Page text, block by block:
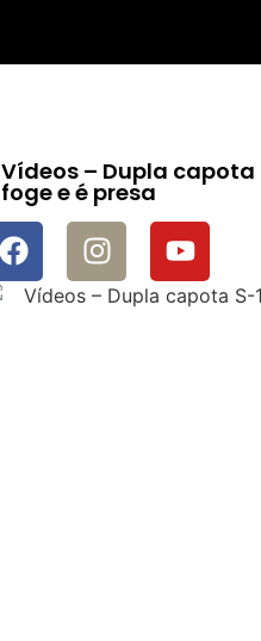
Vídeos – Dupla capota
foge e é presa